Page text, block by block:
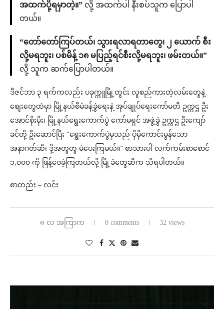
အထက်ပို့ရမှာတဲ့။” လို့ အထက်ပါ နီးစပ်သူက ပြောပါ
တယ်။
“တော်တော်ကြပ်တယ်၊ သွားရလာရတာတွေ၊ ၂ ယောက် စီး
လို့မရဘူး၊ ပစ်မိန့် ၁၈ မပြည့်ရင်စီးလို့မရဘူး၊ ဖမ်းတယ်။”
လို့ သူက ဆက်ပြောပါတယ်။
ဒီဇင်ဘာ ၃ ရက်ကလည်း ပခုက္ကူမြို့တွင်း လူစည်ကားတဲ့လမ်းတွေနဲ့
စျေးတွေထဲမှာ မြို့နယ်စီမံခန့်ခွဲရေးနဲ့ အုပ်ချုပ်ရေးကော်မတီ ဥက္ကဌ ဦး
အောင်စိုးမိုး၊ မြို့နယ်ရွေးကောက်ပွဲ ကော်မရှင် အဖွဲ့ခွဲ ဥက္ကဌ ဦးကျော်
ခင်တို့ ဦးဆောင်ပြီး “ရွေးကောက်ပွဲမှသည် ပိုမိုကောင်းမွန်သော
အနာဂတ်ဆီ၊ ဒို့အတူတူ မဲပေးကြမယ်။” စာသားပါ လက်ကမ်းစာစောင်
၁,၀၀၀ ကို ဖြန့်ဝေခဲ့ကြတယ်လို့ မြို့ခံတွေဆီက သိရပါတယ်။
စာတည်း – လင်း
၈ လ အကြာက 0 comments 32 views